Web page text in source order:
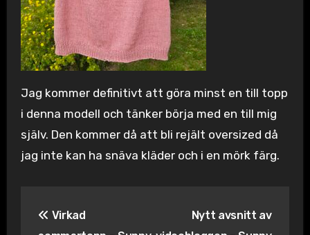
Jag kommer definitivt att göra minst en till topp
i denna modell och tänker börja med en till mig
själv. Den kommer då att bli rejält oversized då
jag inte kan ha snäva kläder och i en mörk färg.
Virkad
Nytt avsnitt av